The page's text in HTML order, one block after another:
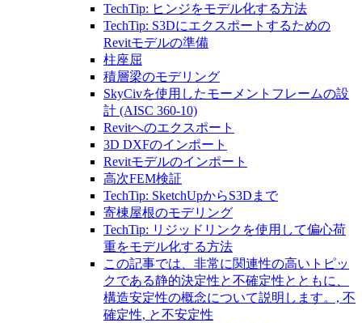
TechTip: ヒンジをモデル化する方法
TechTip: S3Dにエクスポートするための
Revitモデルの準備
柱座屈
積層梁のモデリング
SkyCivを使用したモーメントフレームの設
計 (AISC 360-10)
Revitへのエクスポート
3D DXFのインポート
Revitモデルのインポート
高次FEM検証
TechTip: SketchUpからS3Dまで
寄棟屋根のモデリング
TechTip: リジッドリンクを使用して偏心荷
重をモデル化する方法
この記事では、非常に関連性の高いトピッ
クである静的決定性と不確定性とともに、
構造安定性の概念について説明します。, 不
確定性, と不安定性